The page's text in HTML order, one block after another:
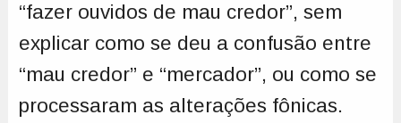
“fazer ouvidos de mau credor”, sem
explicar como se deu a confusão entre
“mau credor” e “mercador”, ou como se
processaram as alterações fônicas.